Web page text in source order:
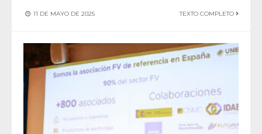
11 DE MAYO DE 2025 TEXTO COMPLETO